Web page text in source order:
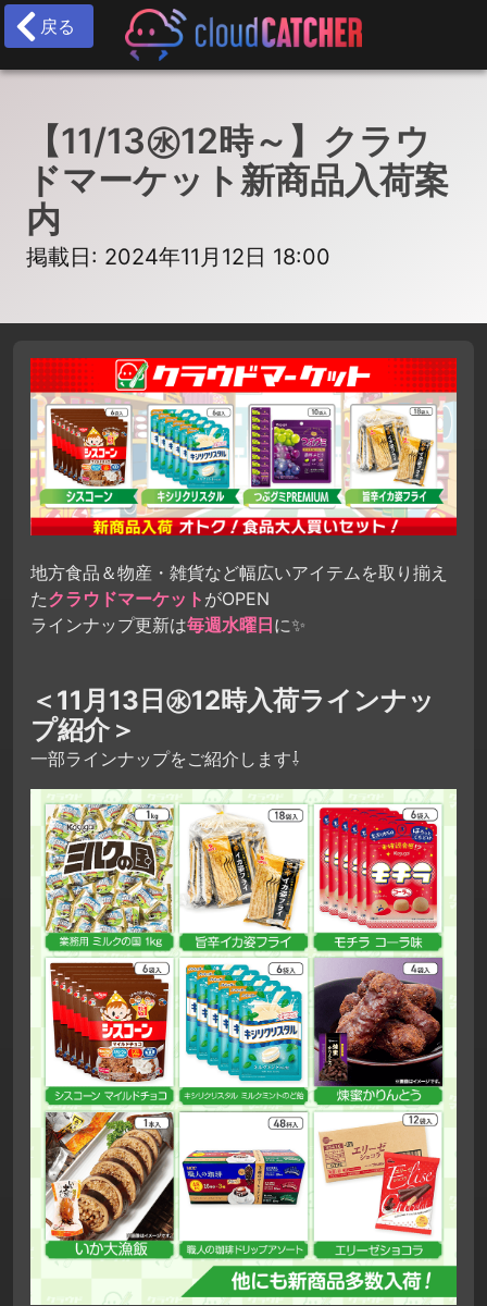
戻る
【11/13㊌12時～】クラウ
ドマーケット新商品入荷案
内
掲載日: 2024年11月12日 18:00
地方食品＆物産・雑貨など幅広いアイテムを取り揃え
たクラウドマーケット がOPEN
ラインナップ更新は毎週水曜日に✨
＜11月13日㊌12時入荷ラインナッ
プ紹介＞
一部ラインナップをご紹介します⇩